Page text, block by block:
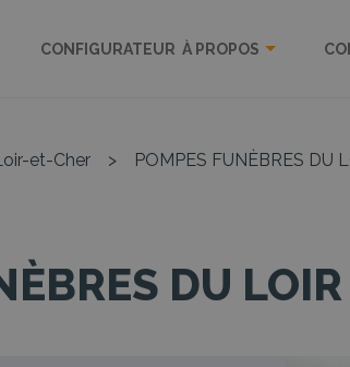
CONFIGURATEUR À PROPOS
et-Cher > POMPES FUNÈBRES DU
DU